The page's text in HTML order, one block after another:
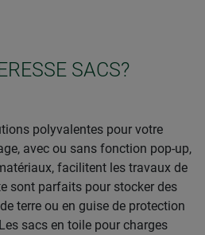
SACS?
polyvalentes pour votre
avec ou sans fonction pop-up,
facilitent les travaux de
sont parfaits pour stocker des
terre ou en guise de protection
sacs en toile pour charges